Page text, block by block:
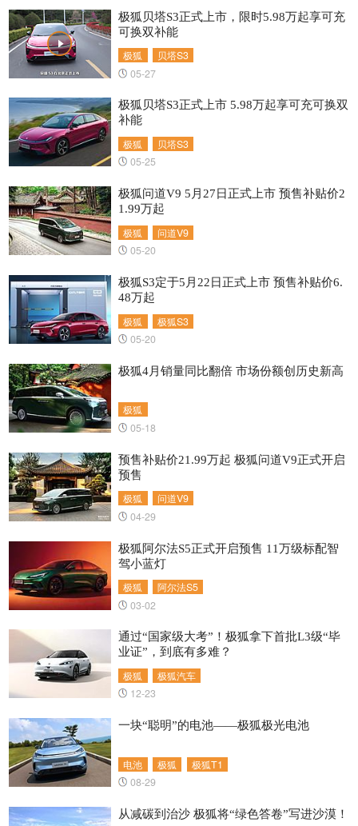
极狐 贝塔S3
极狐贝塔S3正式上市，限时5.98万起享可充
可换双补能
05-27
极狐 贝塔S3
极狐贝塔S3正式上市 5.98万起享可充可换双
补能
05-25
极狐 问道V9
极狐问道V9 5月27日正式上市 预售补贴价2
1.99万起
05-20
极狐 极狐S3
极狐S3定于5月22日正式上市 预售补贴价6.
48万起
05-20
极狐
极狐4月销量同比翻倍 市场份额创历史新高
05-18
极狐 问道V9
预售补贴价21.99万起 极狐问道V9正式开启
预售
04-29
极狐 阿尔法S5
极狐阿尔法S5正式开启预售 11万级标配智
驾小蓝灯
03-02
极狐 极狐汽车
通过“国家级大考”！极狐拿下首批L3级“毕
业证”，到底有多难？
12-23
电池 极狐 极狐T1
一块“聪明”的电池——极狐极光电池
08-29
从减碳到治沙 极狐将“绿色答卷”写进沙漠！